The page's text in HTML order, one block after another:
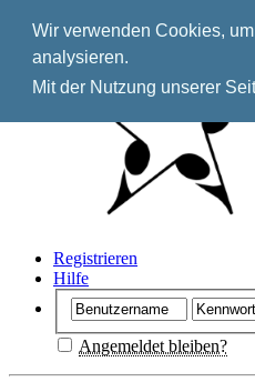
Wir verwenden Cookies,
analysieren.
Mit der Nutzung unserer
Registrieren
Hilfe
Angemeldet bleiben?